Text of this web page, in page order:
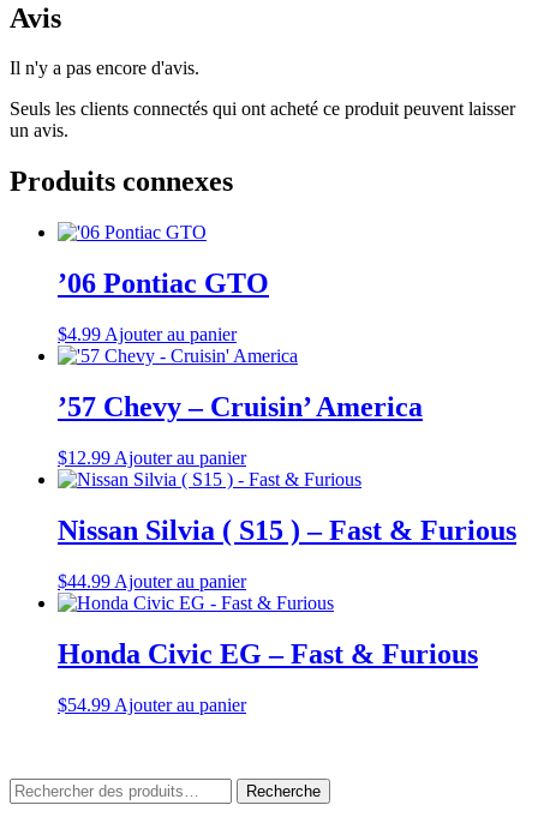
Avis
Il n'y a pas encore d'avis.
Seuls les clients connectés qui ont acheté ce produit peuvent laisser
un avis.
Produits connexes
’06 Pontiac GTO
$4.99 Ajouter au panier
’57 Chevy – Cruisin’ America
$12.99 Ajouter au panier
Nissan Silvia ( S15 ) – Fast & Furious
$44.99 Ajouter au panier
Honda Civic EG – Fast & Furious
$54.99 Ajouter au panier
Rechercher
:
Recherche